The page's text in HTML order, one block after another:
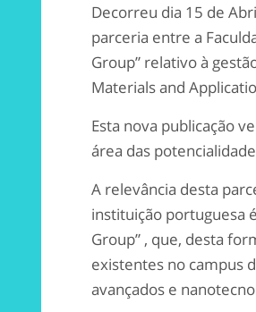
Decorreu dia 15 de
parceria entre a
Group” relativo à
Materials and
Esta nova publicação
área das
A relevância desta
instituição portuguesa
Group” , que, desta
existentes no campus
avançados e